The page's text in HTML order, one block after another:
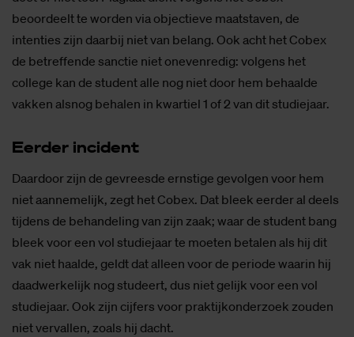
beoordeelt te worden via objectieve maatstaven, de
intenties zijn daarbij niet van belang. Ook acht het Cobex
de betreffende sanctie niet onevenredig: volgens het
college kan de student alle nog niet door hem behaalde
vakken alsnog behalen in kwartiel 1 of 2 van dit studiejaar.
Eer­der in­ci­dent
Daardoor zijn de gevreesde ernstige gevolgen voor hem
niet aannemelijk, zegt het Cobex. Dat bleek eerder al deels
tijdens de behandeling van zijn zaak; waar de student bang
bleek voor een vol studiejaar te moeten betalen als hij dit
vak niet haalde, geldt dat alleen voor de periode waarin hij
daadwerkelijk nog studeert, dus niet gelijk voor een vol
studiejaar. Ook zijn cijfers voor praktijkonderzoek zouden
niet vervallen, zoals hij dacht.